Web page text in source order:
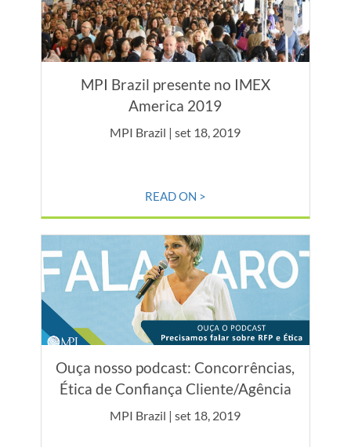
MPI Brazil presente no IMEX
America 2019
MPI Brazil | set 18, 2019
READ ON >
Ouça nosso podcast: Concorrências,
Ética de Confiança Cliente/Agência
MPI Brazil | set 18, 2019